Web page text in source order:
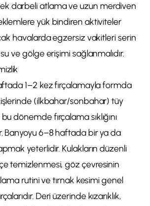
darbeli atlama ve uzun merdiven
yük bindiren aktiviteler
havalarda egzersiz vakitleri serin
ve gölge erişimi sağlanmalıdır.
1–2 kez fırçalamayla formda
(ilkbahar/sonbahar) tüy
dönemde fırçalama sıklığını
Banyoyu 6–8 haftada bir ya da
yeterlidir. Kulakların düzenli
temizlenmesi, göz çevresinin
rutini ve tırnak kesimi genel
Deri üzerinde kızarıklık,